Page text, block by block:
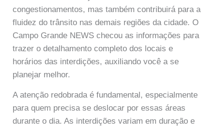
congestionamentos, mas também contribuirá para a
fluidez do trânsito nas demais regiões da cidade. O
Campo Grande NEWS checou as informações para
trazer o detalhamento completo dos locais e
horários das interdições, auxiliando você a se
planejar melhor.
A atenção redobrada é fundamental, especialmente
para quem precisa se deslocar por essas áreas
durante o dia. As interdições variam em duração e